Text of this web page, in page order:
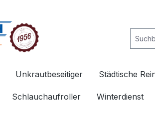
Unkrautbeseitiger Städtische
Schlauchaufroller Winterdienst